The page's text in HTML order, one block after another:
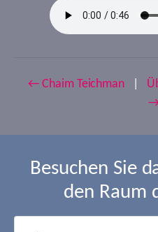
← Chaim Teichman
Besuchen Sie
den Raum